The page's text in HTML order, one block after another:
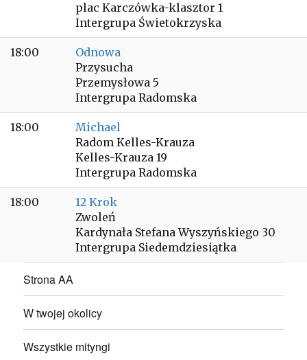
plac Karczówka-klasztor 1
Intergrupa Świetokrzyska
18:00
Odnowa
Przysucha
Przemysłowa 5
Intergrupa Radomska
18:00
Michael
Radom Kelles-Krauza
Kelles-Krauza 19
Intergrupa Radomska
18:00
12 Krok
Zwoleń
Kardynała Stefana Wyszyńskiego 30
Intergrupa Siedemdziesiątka
Strona AA
W twojej okolicy
Wszystkie mityngi